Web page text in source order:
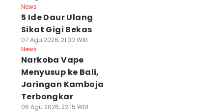
News
5 Ide Daur Ulang
Sikat Gigi Bekas
07 Agu 2026, 21:30 WIB
News
Narkoba Vape
Menyusup ke Bali,
Jaringan Kamboja
Terbongkar
06 Agu 2026, 22:15 WIB